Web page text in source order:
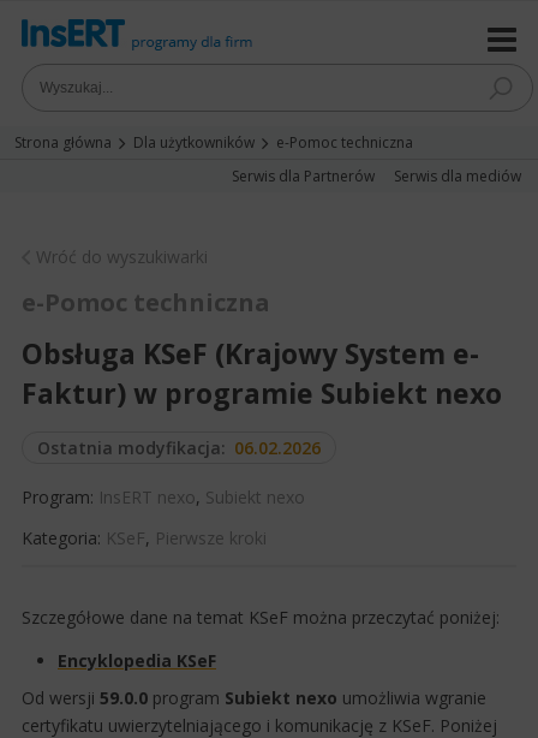
Strona główna Dla użytkowników
e-Pomoc techniczna
Serwis dla Partnerów
Serwis dla mediów
Wróć do wyszukiwarki
e-Pomoc techniczna
Obsługa KSeF (Krajowy System e-
Faktur) w programie Subiekt nexo
Ostatnia modyfikacja: 06.02.2026
Program: InsERT nexo, Subiekt nexo
Kategoria: KSeF, Pierwsze kroki
Szczegółowe dane na temat KSeF można przeczytać poniżej:
Encyklopedia KSeF​
Od wersji 59.0.0 program Subiekt nexo umożliwia wgranie
certyfikatu uwierzytelniającego i komunikację z KSeF.​​ Poniżej